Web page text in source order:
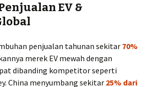
EV &
penjualan tahunan sekitar 70%
merek EV mewah dengan
dibanding kompetitor seperti
China menyumbang sekitar 25% dari